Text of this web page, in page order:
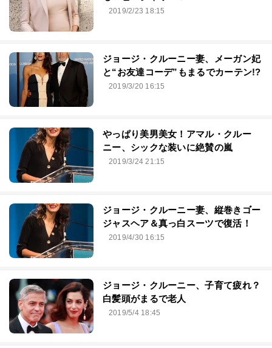
2019/2/23 18:15
ジョージ・クルーニー妻、メーガン妃
と“お友達コーデ”もまるでカーテン!?
2019/3/20 16:15
やっぱり美男美女！アマル・クルー
ニー、シックな装いに絶賛の嵐
2019/3/24 21:15
ジョージ・クルーニー妻、縦巻きゴー
ジャスヘア＆真っ白スーツで復活！
2019/4/30 16:15
ジョージ・クルーニー、子育て疲れ？
白髪頭がまるで老人
2019/5/4 18:45